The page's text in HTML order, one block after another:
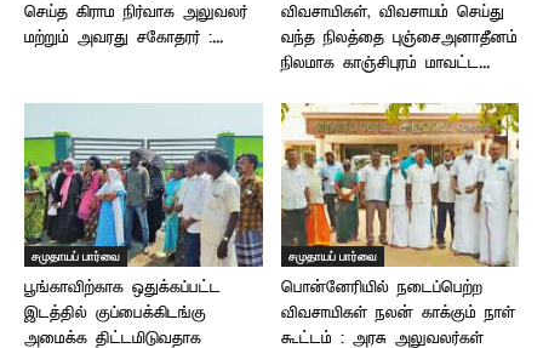
செய்த கிராம நிர்வாக அலுவலர்
மற்றும் அவரது சகோதரர் :...
விவசாயிகள், விவசாயம் செய்து
வந்த நிலத்தை புஞ்சைஅனாதீனம்
நிலமாக காஞ்சிபுரம் மாவட்ட...
சமுதாயப் பார்வை
பூங்காவிற்காக ஒதுக்கப்பட்ட
இடத்தில் குப்பைக்கிடங்கு
அமைக்க திட்டமிடுவதாக
சமுதாயப் பார்வை
பொன்னேரியில் நடைப்பெற்ற
விவசாயிகள் நலன் காக்கும் நாள்
கூட்டம் : அரசு அலுவலர்கள்